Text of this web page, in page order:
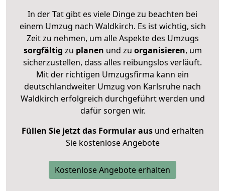
In der Tat gibt es viele Dinge zu beachten bei
einem Umzug nach Waldkirch. Es ist wichtig, sich
Zeit zu nehmen, um alle Aspekte des Umzugs
sorgfältig zu planen und zu organisieren, um
sicherzustellen, dass alles reibungslos verläuft.
Mit der richtigen Umzugsfirma kann ein
deutschlandweiter Umzug von Karlsruhe nach
Waldkirch erfolgreich durchgeführt werden und
dafür sorgen wir.
Füllen Sie jetzt das Formular ausund erhalten
Sie kostenlose Angebote
Kostenlose Angebote erhalten